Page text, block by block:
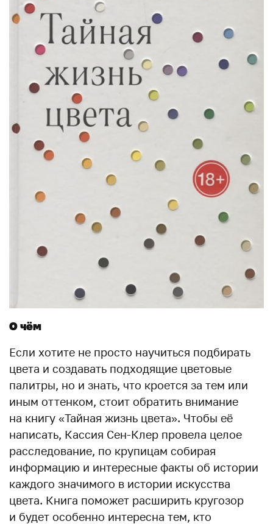
О чём
Если хотите не просто научиться подбирать
цвета и создавать подходящие цветовые
палитры, но и знать, что кроется за тем или
иным оттенком, стоит обратить внимание
на книгу «Тайная жизнь цвета». Чтобы её
написать, Кассия Сен-Клер провела целое
расследование, по крупицам собирая
информацию и интересные факты об истории
каждого значимого в истории искусства
цвета. Книга поможет расширить кругозор
и будет особенно интересна тем, кто